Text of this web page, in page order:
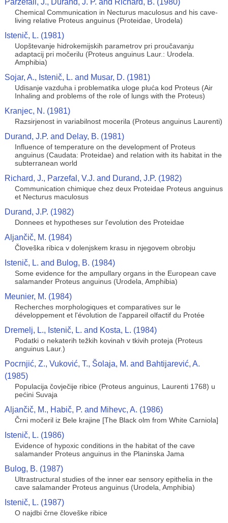
Parzefall, J., Durand, J. P. and Richard, B. (1980)
Chemical Communication in Necturus maculosus and his cave-
living relative Proteus anguinus (Proteidae, Urodela)
Istenič, L. (1981)
Uopštevanje hidrokemijskih parametrov pri proučavanju
adaptacij pri močerilu (Proteus anguinus Laur.: Urodela.
Amphibia)
Sojar, A., Istenič, L. and Musar, D. (1981)
Udisanje vazduha i problematika uloge pluća kod Proteus (Air
Inhaling and problems of the role of lungs with the Proteus)
Kranjec, N. (1981)
Razsirjenost in variabilnost mocerila (Proteus anguinus Laurenti)
Durand, J.P. and Delay, B. (1981)
Influence of temperature on the development of Proteus
anguinus (Caudata: Proteidae) and relation with its habitat in the
subterranean world
Richard, J., Parzefal, V.J. and Durand, J.P. (1982)
Communication chimique chez deux Proteidae Proteus anguinus
et Necturus maculosus
Durand, J.P. (1982)
Donnees et hypotheses sur l'evolution des Proteidae
Aljančič, M. (1984)
Človeška ribica v dolenjskem krasu in njegovem obrobju
Istenič, L. and Bulog, B. (1984)
Some evidence for the ampullary organs in the European cave
salamander Proteus anguinus (Urodela, Amphibia)
Meunier, M. (1984)
Recherches morphologiques et comparatives sur le
développement et l'évolution de l'appareil olfactif du Protée
Dremelj, L., Istenič, L. and Kosta, L. (1984)
Podatki o nekaterih težkih kovinah v tkivih proteja (Proteus
anguinus Laur.)
Pocrnjić, Z., Vuković, T., Šolaja, M. and Bahtijarević, A.
(1985)
Populacija čovječije ribice (Proteus anguinus, Laurenti 1768) u
pećini Suvaja
Aljančič, M., Habič, P. and Mihevc, A. (1986)
Črni močeril iz Bele krajine [The Black olm from White Carniola]
Istenič, L. (1986)
Evidence of hypoxic conditions in the habitat of the cave
salamander Proteus anguinus in the Planinska Jama
Bulog, B. (1987)
Ultrastructural studies of the inner ear sensory epithelia in the
cave salamander Proteus anguinus (Urodela, Amphibia)
Istenič, L. (1987)
O najdbi črne človeške ribice